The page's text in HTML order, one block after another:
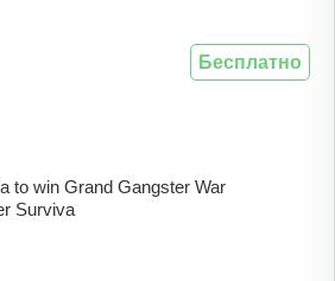
to win Grand Gangster War
Surviva
Бесплатно